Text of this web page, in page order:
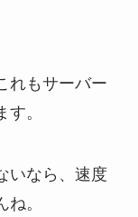
れもサーバー
。
いなら、速度
。